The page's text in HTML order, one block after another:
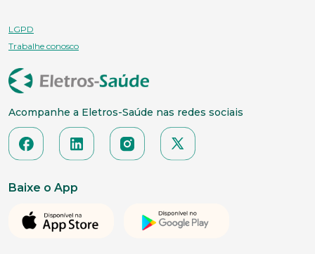
LGPD
Trabalhe conosco
Acompanhe a Eletros-Saúde nas redes sociais
Baixe o App